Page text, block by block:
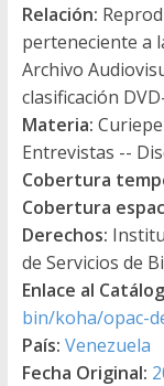
Relación:
perteneciente a
Archivo
clasificación
Materia:
Entrevistas --
Cobertura
Cobertura
Derechos:
de Servicios de
Enlace al
bin/koha/opac-
País: Venezuela
Fecha Original: